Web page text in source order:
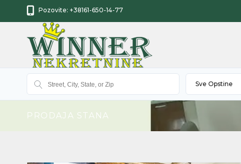
Pozovite: +38161-650-14-77
Sve Opstine
PRODAJA STANA